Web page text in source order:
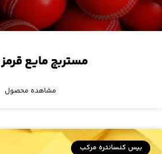
مستربچ مایع قرمز ۴۱۷۰
مشاهده محصول
بیس کنسانتره مرکب